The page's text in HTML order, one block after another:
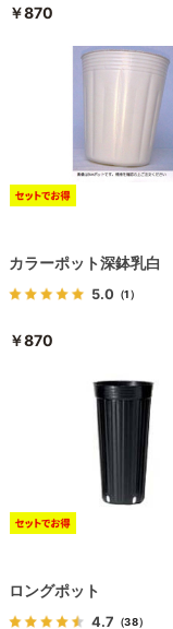
￥870
カラーポット深鉢乳白
5.0 （1）
￥870
ロングポット
4.7 （38）